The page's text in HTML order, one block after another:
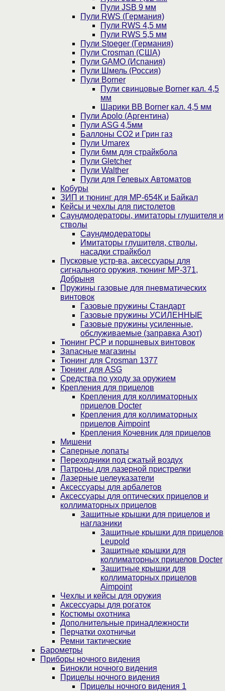
Пули JSB 9 мм
Пули RWS (Германия)
Пули RWS 4,5 мм
Пули RWS 5,5 мм
Пули Stoeger (Германия)
Пули Crosman (США)
Пули GAMO (Испания)
Пули Шмель (Россия)
Пули Borner
Пули свинцовые Borner кал. 4,5
мм
Шарики BB Borner кал. 4,5 мм
Пули Apolo (Аргентина)
Пули ASG 4,5мм
Баллоны CO2 и Грин газ
Пули Umarex
Пули 6мм для страйкбола
Пули Gletcher
Пули Walther
Пули для Гелевых Автоматов
Кобуры
ЗИП и тюнинг для МР-654К и Байкал
Кейсы и чехлы для пистолетов
Саундмодераторы, имитаторы глушителя и
стволы
Саундмодераторы
Имитаторы глушителя, стволы,
насадки страйкбол
Пусковые устр-ва, аксессуары для
сигнального оружия, тюнинг МР-371,
Добрыня
Пружины газовые для пневматических
винтовок
Газовые пружины Стандарт
Газовые пружины УСИЛЕННЫЕ
Газовые пружины усиленные,
обслуживаемые (заправка Азот)
Тюнинг PCP и поршневых винтовок
Запасные магазины
Тюнинг для Crosman 1377
Тюнинг для ASG
Средства по уходу за оружием
Крепления для прицелов
Крепления для коллиматорных
прицелов Docter
Крепления для коллиматорных
прицелов Aimpoint
Крепления Кочевник для прицелов
Мишени
Саперные лопаты
Переходники под сжатый воздух
Патроны для лазерной пристрелки
Лазерные целеуказатели
Аксессуары для арбалетов
Аксессуары для оптических прицелов и
коллиматорных прицелов
Защитные крышки для прицелов и
наглазники
Защитные крышки для прицелов
Leupold
Защитные крышки для
коллиматорных прицелов Docter
Защитные крышки для
коллиматорных прицелов
Aimpoint
Чехлы и кейсы для оружия
Аксессуары для рогаток
Костюмы охотника
Дополнительные принадлежности
Перчатки охотничьи
Ремни тактические
Барометры
Приборы ночного видения
Бинокли ночного видения
Прицелы ночного видения
Прицелы ночного видения 1